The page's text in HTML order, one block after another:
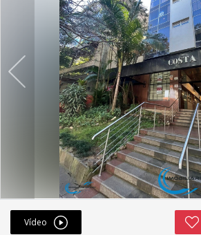
Fichas cadastrais
Financiamento
Hotsites
Política de privacidade
Postagens
Simulador de financiamento
whatsapp
Vídeo